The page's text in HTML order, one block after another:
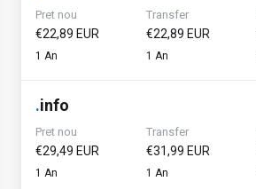
Pret nou
€22,89 EUR
1 An
Transfer
€22,89 EUR
1 An
.info
Pret nou
€29,49 EUR
1 An
Transfer
€31,99 EUR
1 An